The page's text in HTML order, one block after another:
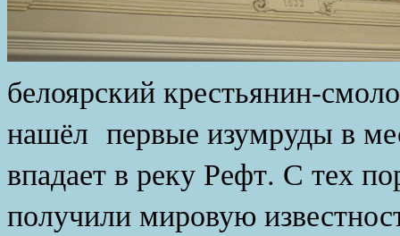
белоярский крестьянин-
нашёл первые изумруды в
впадает в реку Рефт. С тех
получили мировую